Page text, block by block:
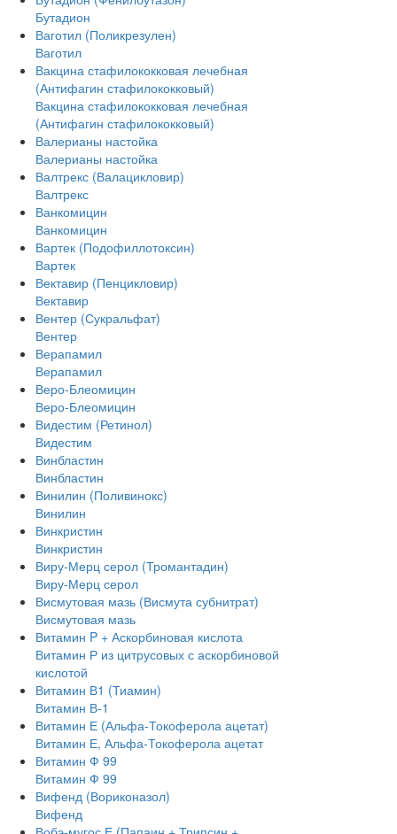
Бутадион
Ваготил (Поликрезулен)
Ваготил
Вакцина стафилококковая лечебная
(Антифагин стафилококковый)
Вакцина стафилококковая лечебная
(Антифагин стафилококковый)
Валерианы настойка
Валерианы настойка
Валтрекс (Валацикловир)
Валтрекс
Ванкомицин
Ванкомицин
Вартек (Подофиллотоксин)
Вартек
Вектавир (Пенцикловир)
Вектавир
Вентер (Сукральфат)
Вентер
Верапамил
Верапамил
Веро-Блеомицин
Веро-Блеомицин
Видестим (Ретинол)
Видестим
Винбластин
Винбластин
Винилин (Поливинокс)
Винилин
Винкристин
Винкристин
Виру-Мерц серол (Тромантадин)
Виру-Мерц серол
Висмутовая мазь (Висмута субнитрат)
Висмутовая мазь
Витамин P + Аскорбиновая кислота
Витамин Р из цитрусовых с аскорбиновой
кислотой
Витамин В1 (Тиамин)
Витамин В-1
Витамин Е (Альфа-Токоферола ацетат)
Витамин Е, Альфа-Токоферола ацетат
Витамин Ф 99
Витамин Ф 99
Вифенд (Вориконазол)
Вифенд